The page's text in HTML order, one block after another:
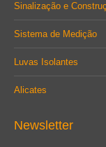
Sinalização e
Sistema de Medição
Luvas Isolantes
Alicates
Newsletter